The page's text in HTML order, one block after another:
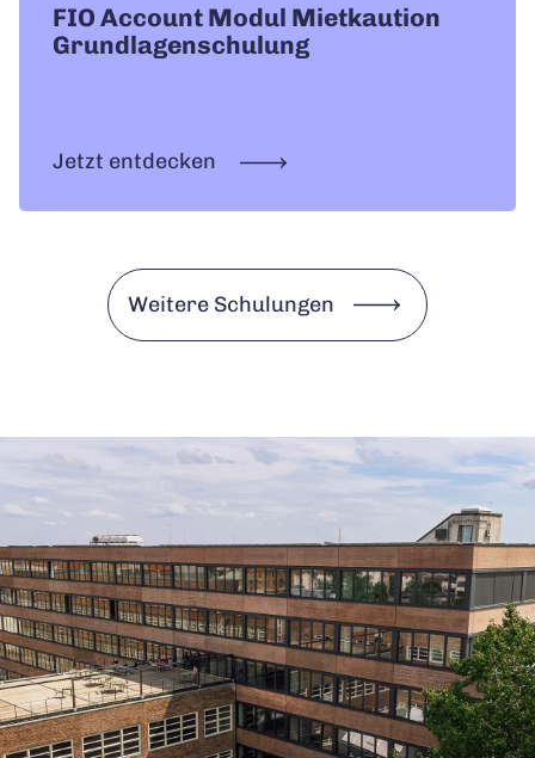
FIO Account Modul Mietkaution
Grundlagenschulung
Jetzt entdecken
Weitere Schulungen